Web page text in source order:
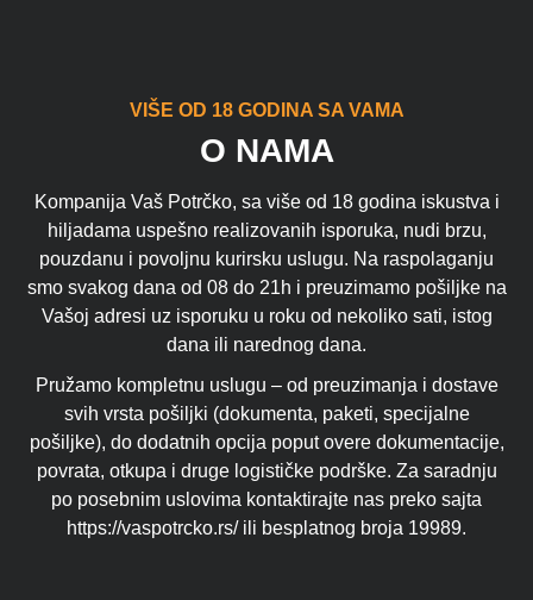
VIŠE OD 18 GODINA SA VAMA
O NAMA
Kompanija Vaš Potrčko, sa više od 18 godina iskustva i
hiljadama uspešno realizovanih isporuka, nudi brzu,
pouzdanu i povoljnu kurirsku uslugu. Na raspolaganju
smo svakog dana od 08 do 21h i preuzimamo pošiljke na
Vašoj adresi uz isporuku u roku od nekoliko sati, istog
dana ili narednog dana.
Pružamo kompletnu uslugu – od preuzimanja i dostave
svih vrsta pošiljki (dokumenta, paketi, specijalne
pošiljke), do dodatnih opcija poput overe dokumentacije,
povrata, otkupa i druge logističke podrške. Za saradnju
po posebnim uslovima kontaktirajte nas preko sajta
https://vaspotrcko.rs/ ili besplatnog broja 19989.